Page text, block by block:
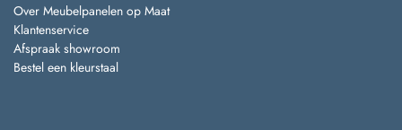
Over Meubelpanelen op Maat
Klantenservice
Afspraak showroom
Bestel een kleurstaal